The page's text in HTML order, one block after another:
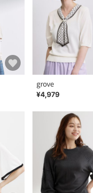
grove
¥4,979